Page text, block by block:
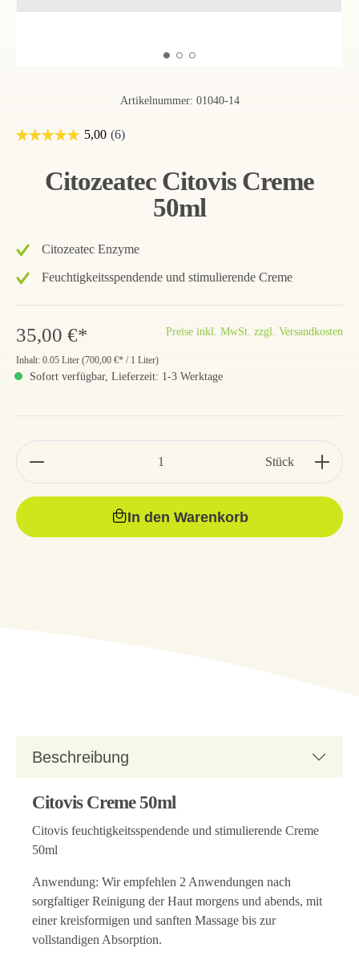
Artikelnummer: 01040-14
Citozeatec Citovis Creme
50ml
Citozeatec Enzyme
Feuchtigkeitsspendende und stimulierende Creme
35,00 €*
Inhalt: 0.05 Liter (700,00 €* / 1 Liter)
Preise inkl. MwSt. zzgl. Versandkosten
Sofort verfügbar, Lieferzeit: 1-3 Werktage
Stück
In den Warenkorb
Beschreibung
Citovis Creme 50ml
Citovis feuchtigkeitsspendende und stimulierende Creme
50ml
Anwendung: Wir empfehlen 2 Anwendungen nach
sorgfaltiger Reinigung der Haut morgens und abends, mit
einer kreisformigen und sanften Massage bis zur
vollstandigen Absorption.